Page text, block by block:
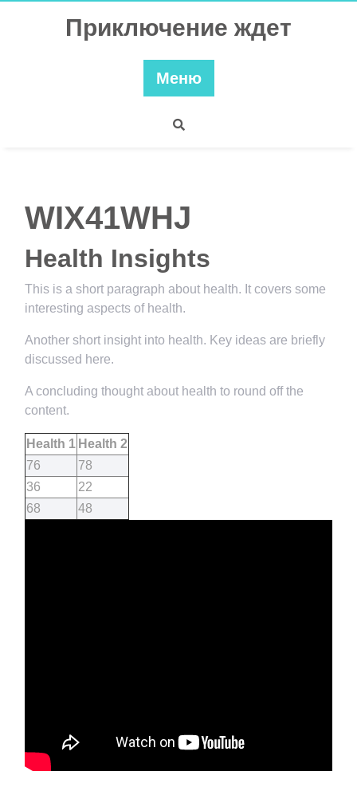
Приключение ждет
Меню
WIX41WHJ
Health Insights
This is a short paragraph about health. It covers some
interesting aspects of health.
Another short insight into health. Key ideas are briefly
discussed here.
A concluding thought about health to round off the
content.
Health 1 Health 2
76
78
36
22
68
48